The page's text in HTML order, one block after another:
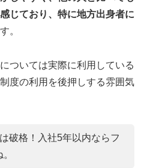
じており、特に地方出身者に
。
ついては実際に利用している
度の利用を後押しする雰囲気
破格！入社5年以内ならフ